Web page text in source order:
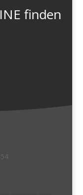
finden